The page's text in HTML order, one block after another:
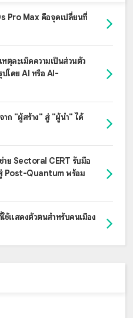
Pro Max คือจุดเปลี่ยนที่
ตุละเมิดความเป็นส่วนตัว
ปโดย AI หรือ AI-
าก "ผู้สร้าง" สู่ "ผู้นำ" ได้
าย Sectoral CERT รับมือ
สู่ Post-Quantum พร้อม
แสดงตัวตนสำหรับคนเมือง